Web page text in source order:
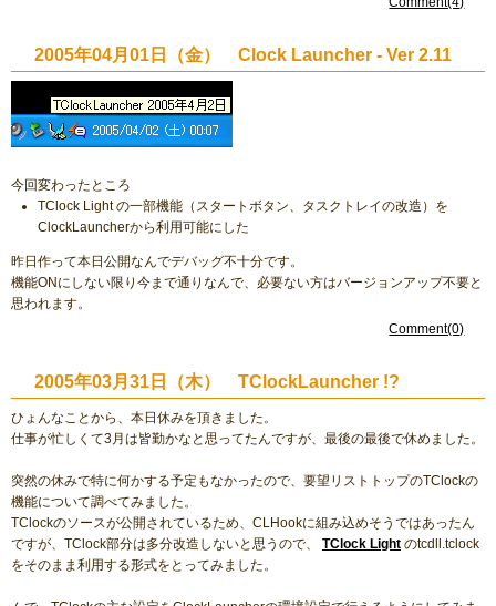
2005年04月01日（金） Clock Launcher - Ver 2.11
今回変わったところ
TClock Light の一部機能（スタートボタン、タスクトレイの改造）を
ClockLauncherから利用可能にした
昨日作って本日公開なんでデバッグ不十分です。
機能ONにしない限り今まで通りなんで、必要ない方はバージョンアップ不要と
思われます。
Comment(0)
2005年03月31日（木） TClockLauncher !?
ひょんなことから、本日休みを頂きました。
仕事が忙しくて3月は皆勤かなと思ってたんですが、最後の最後で休めました。
突然の休みで特に何かする予定もなかったので、要望リストトップのTClockの
機能について調べてみました。
TClockのソースが公開されているため、CLHookに組み込めそうではあったん
ですが、TClock部分は多分改造しないと思うので、 TClock Light のtcdll.tclock
をそのまま利用する形式をとってみました。